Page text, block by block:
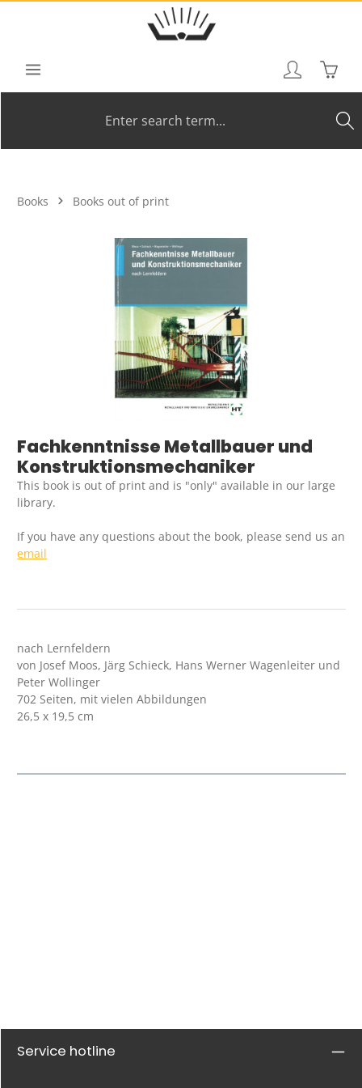
Books Books out of print
Skip image gallery
Fachkenntnisse Metallbauer und
Konstruktionsmechaniker
This book is out of print and is "only" available in our large
library.
If you have any questions about the book, please send us an
email
nach Lernfeldern
von Josef Moos, Järg Schieck, Hans Werner Wagenleiter und
Peter Wollinger
702 Seiten, mit vielen Abbildungen
26,5 x 19,5 cm
Service hotline